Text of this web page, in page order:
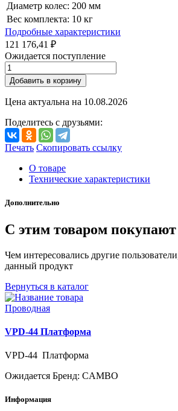
Диаметр колес: 200 мм
Вес комплекта: 10 кг
Подробные характеристики
121 176,41 ₽
Ожидается поступление
Добавить в корзину
Цена актуальна на 10.08.2026
Поделитесь с друзьями:
Печать Скопировать ссылку
О товаре
Технические характеристики
Дополнительно
С этим товаром покупают
Чем интересовались другие
данный продукт
Вернуться в каталог
Проводная
VPD-44 Платформа
VPD-44 Платформа
Ожидается Бренд: CAMBO
Информация